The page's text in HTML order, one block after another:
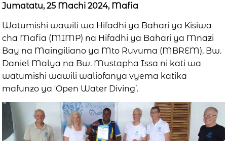
Jumatatu, 25 Machi 2024, Mafia
Watumishi wawili wa Hifadhi ya Bahari ya Kisiwa
cha Mafia (MIMP) na Hifadhi ya Bahari ya Mnazi
Bay na Maingiliano ya Mto Ruvuma (MBREM), Bw.
Daniel Malya na Bw. Mustapha Issa ni kati wa
watumishi wawili waliofanya vyema katika
mafunzo ya 'Open Water Diving’.